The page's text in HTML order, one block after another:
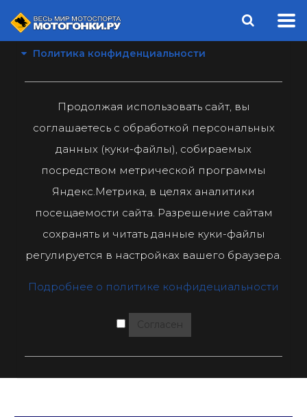
Политика конфиденциальности
Продолжая использовать сайт, вы
соглашаетесь с обработкой персональных
данных (куки-файлы), собираемых
посредством метрической программы
Яндекс.Метрика, в целях аналитики
посещаемости сайта. Разрешение сайтам
сохранять и читать данные куки-файлы
регулируется в настройках вашего браузера.
Подробнее о политике конфидециальности
Согласен